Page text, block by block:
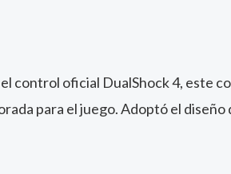
control oficial DualShock 4, este
para el juego. Adoptó el